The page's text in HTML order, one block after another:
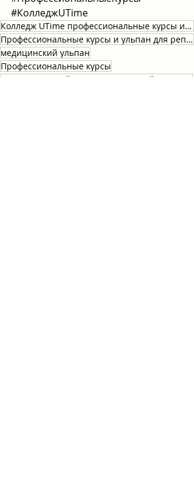
#КолледжUTime
Колледж UTime профессиональные курсы и ульпан
Профессиональные курсы и ульпан для репатриантов
медицинский ульпан
Профессиональные курсы
Курс секретарей стоматологической клиники